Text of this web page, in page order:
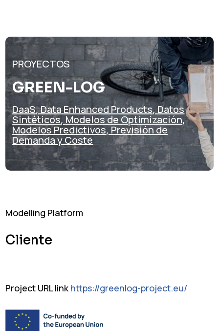
PROYECTOS
GREEN-LOG
DaaS,Data Enhanced Products,Datos
Sintéticos, Modelos de Optimización,
Modelos Predictivos,Previsión de
Demanda y Coste
Modelling Platform
Cliente
Project URL link https://greenlog-project.eu/